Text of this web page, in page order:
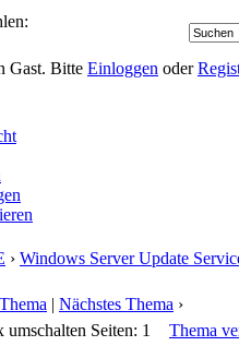
Gast. Bitte Einloggen oder
› Windows Server Update
| Nächstes Thema ›
Seiten: 1
Thema